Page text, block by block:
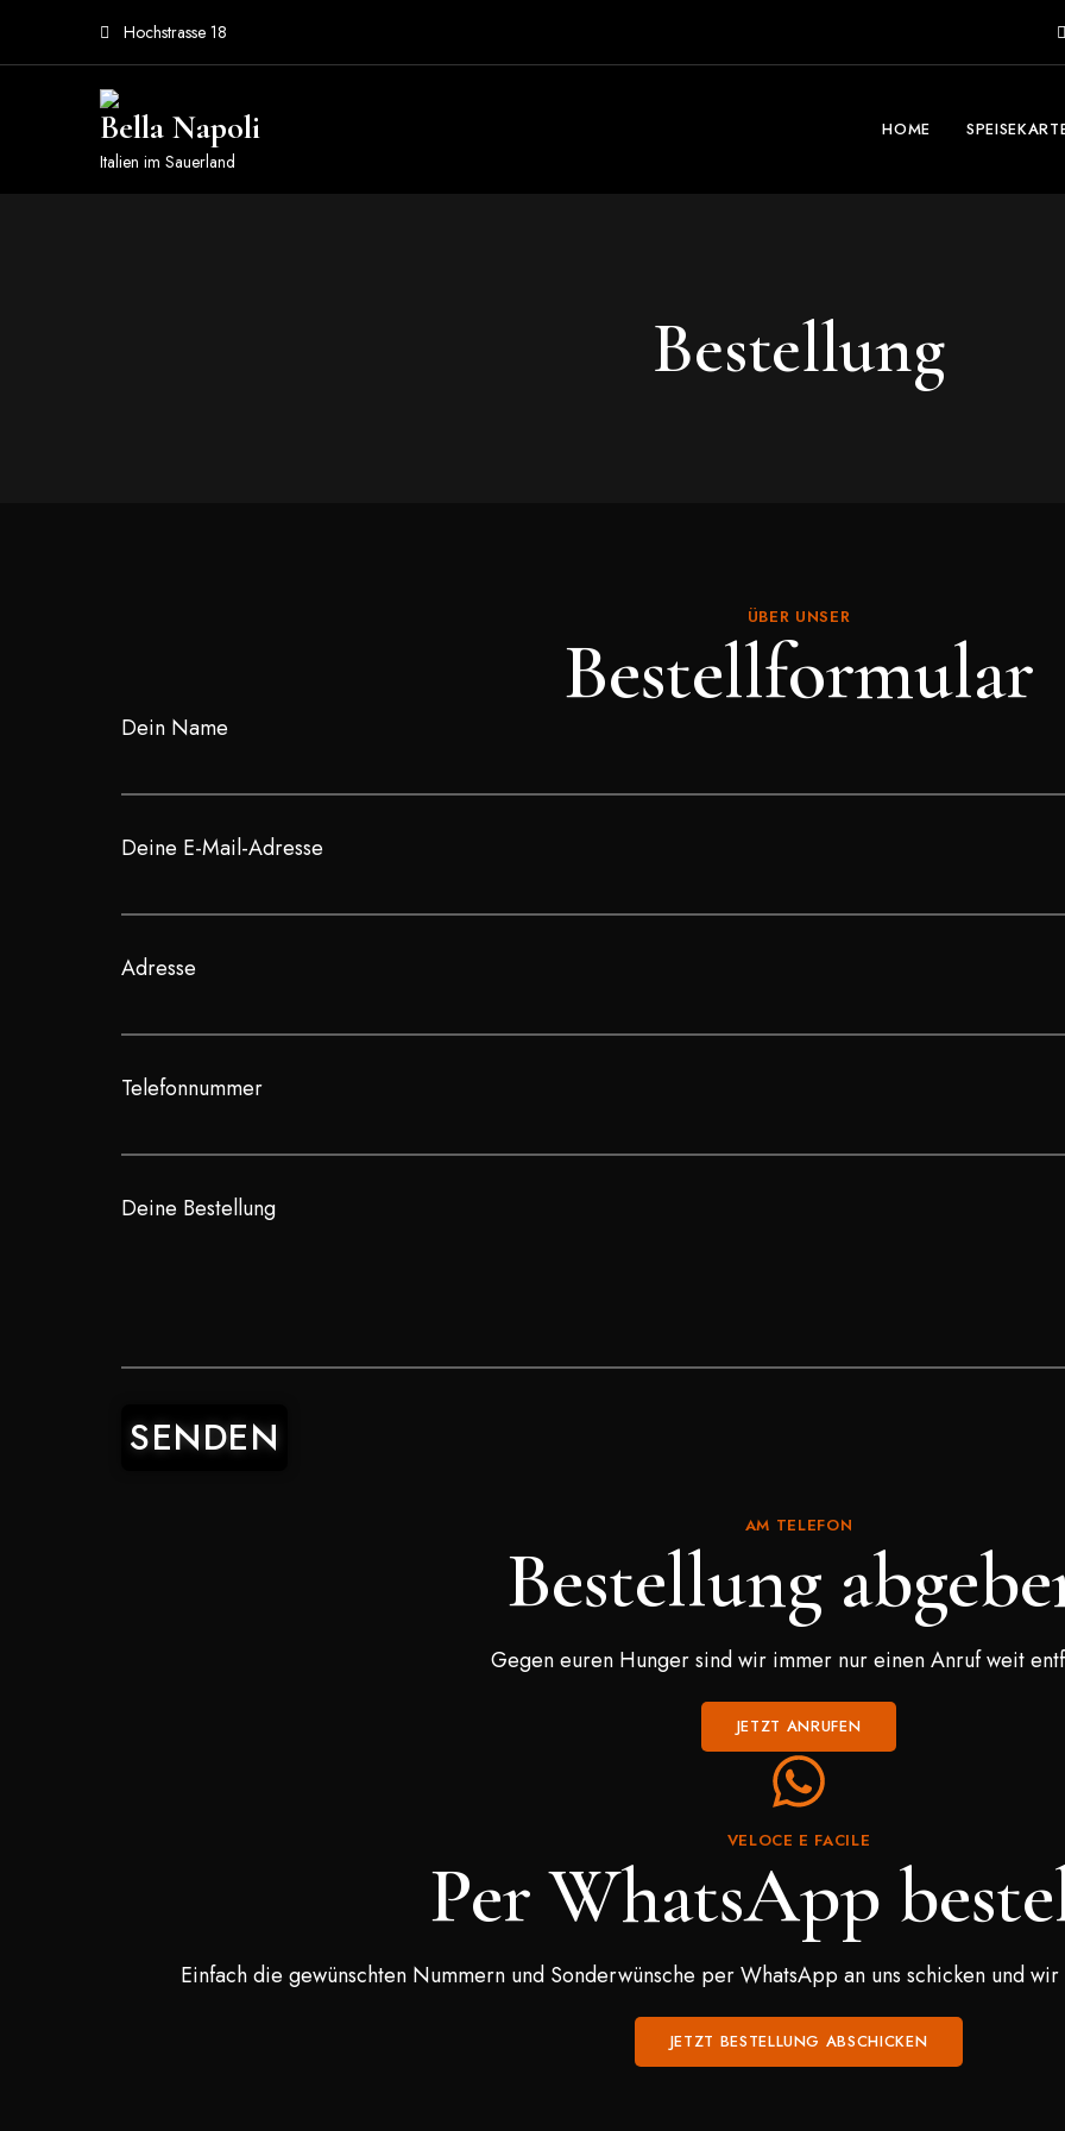
Hochstrasse 18
Bella Napoli
Italien im Sauerland
HOME
Bestellung
ÜBER UNSER
Bestellformular
Dein Name
Deine E-Mail-Adresse
Adresse
Telefonnummer
Deine Bestellung
AM TELEFON
Bestellung
Gegen euren Hunger sind wir immer nur einen Anruf weit
JETZT ANRUFEN
VELOCE E FACILE
Per WhatsApp
Einfach die gewünschten Nummern und Sonderwünsche per WhatsApp an uns schicken und
JETZT BESTELLUNG ABSCHICKEN